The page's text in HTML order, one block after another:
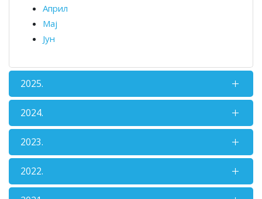
Април
Мај
Јун
2025.
2024.
2023.
2022.